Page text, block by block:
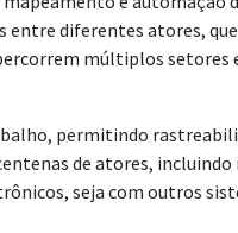
entre diferentes atores,
múltiplos setores
permitindo
de atores,
seja com outros